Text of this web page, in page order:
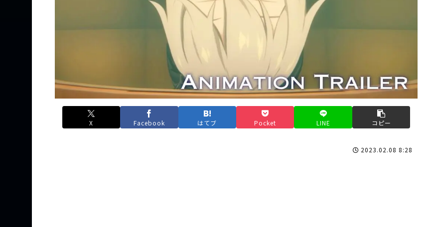
X Facebook はてブ Pocket LINE コピー
2023.02.08 8:28